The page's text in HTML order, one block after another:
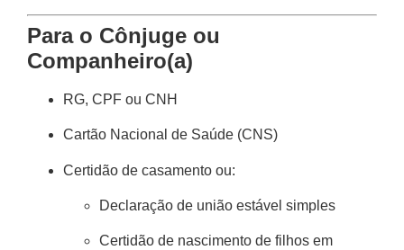
Para o Cônjuge ou
Companheiro(a)
RG, CPF ou CNH
Cartão Nacional de Saúde (CNS)
Certidão de casamento ou:
Declaração de união estável simples
Certidão de nascimento de filhos em